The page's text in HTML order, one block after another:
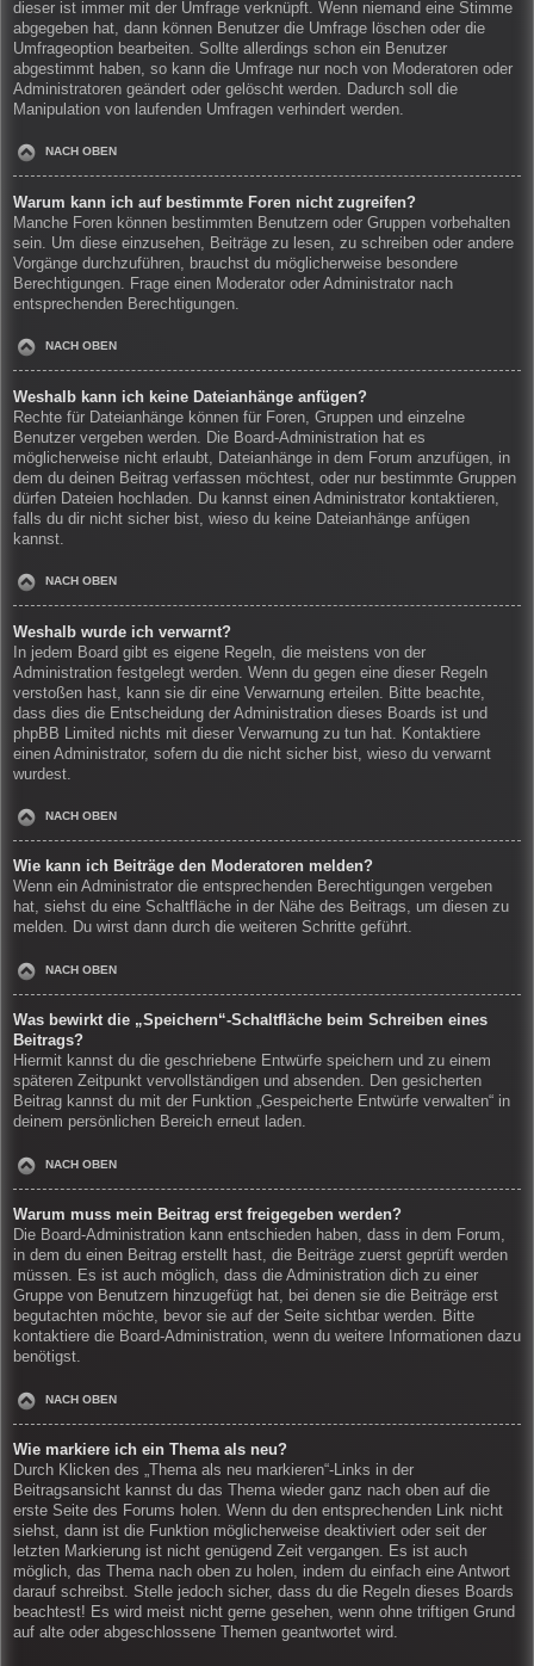
dieser ist immer mit der Umfrage verknüpft. Wenn niemand eine Stimme
abgegeben hat, dann können Benutzer die Umfrage löschen oder die
Umfrageoption bearbeiten. Sollte allerdings schon ein Benutzer
abgestimmt haben, so kann die Umfrage nur noch von Moderatoren oder
Administratoren geändert oder gelöscht werden. Dadurch soll die
Manipulation von laufenden Umfragen verhindert werden.
NACH OBEN
Warum kann ich auf bestimmte Foren nicht zugreifen?
Manche Foren können bestimmten Benutzern oder Gruppen vorbehalten
sein. Um diese einzusehen, Beiträge zu lesen, zu schreiben oder andere
Vorgänge durchzuführen, brauchst du möglicherweise besondere
Berechtigungen. Frage einen Moderator oder Administrator nach
entsprechenden Berechtigungen.
NACH OBEN
Weshalb kann ich keine Dateianhänge anfügen?
Rechte für Dateianhänge können für Foren, Gruppen und einzelne
Benutzer vergeben werden. Die Board-Administration hat es
möglicherweise nicht erlaubt, Dateianhänge in dem Forum anzufügen, in
dem du deinen Beitrag verfassen möchtest, oder nur bestimmte Gruppen
dürfen Dateien hochladen. Du kannst einen Administrator kontaktieren,
falls du dir nicht sicher bist, wieso du keine Dateianhänge anfügen
kannst.
NACH OBEN
Weshalb wurde ich verwarnt?
In jedem Board gibt es eigene Regeln, die meistens von der
Administration festgelegt werden. Wenn du gegen eine dieser Regeln
verstoßen hast, kann sie dir eine Verwarnung erteilen. Bitte beachte,
dass dies die Entscheidung der Administration dieses Boards ist und
phpBB Limited nichts mit dieser Verwarnung zu tun hat. Kontaktiere
einen Administrator, sofern du die nicht sicher bist, wieso du verwarnt
wurdest.
NACH OBEN
Wie kann ich Beiträge den Moderatoren melden?
Wenn ein Administrator die entsprechenden Berechtigungen vergeben
hat, siehst du eine Schaltfläche in der Nähe des Beitrags, um diesen zu
melden. Du wirst dann durch die weiteren Schritte geführt.
NACH OBEN
Was bewirkt die „Speichern“-Schaltfläche beim Schreiben eines
Beitrags?
Hiermit kannst du die geschriebene Entwürfe speichern und zu einem
späteren Zeitpunkt vervollständigen und absenden. Den gesicherten
Beitrag kannst du mit der Funktion „Gespeicherte Entwürfe verwalten“ in
deinem persönlichen Bereich erneut laden.
NACH OBEN
Warum muss mein Beitrag erst freigegeben werden?
Die Board-Administration kann entschieden haben, dass in dem Forum,
in dem du einen Beitrag erstellt hast, die Beiträge zuerst geprüft werden
müssen. Es ist auch möglich, dass die Administration dich zu einer
Gruppe von Benutzern hinzugefügt hat, bei denen sie die Beiträge erst
begutachten möchte, bevor sie auf der Seite sichtbar werden. Bitte
kontaktiere die Board-Administration, wenn du weitere Informationen dazu
benötigst.
NACH OBEN
Wie markiere ich ein Thema als neu?
Durch Klicken des „Thema als neu markieren“-Links in der
Beitragsansicht kannst du das Thema wieder ganz nach oben auf die
erste Seite des Forums holen. Wenn du den entsprechenden Link nicht
siehst, dann ist die Funktion möglicherweise deaktiviert oder seit der
letzten Markierung ist nicht genügend Zeit vergangen. Es ist auch
möglich, das Thema nach oben zu holen, indem du einfach eine Antwort
darauf schreibst. Stelle jedoch sicher, dass du die Regeln dieses Boards
beachtest! Es wird meist nicht gerne gesehen, wenn ohne triftigen Grund
auf alte oder abgeschlossene Themen geantwortet wird.